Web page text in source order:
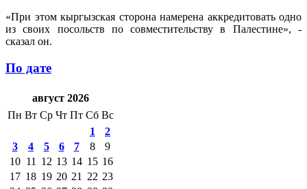
«При этом кыргызская сторона намерена аккредитовать одно
из своих посольств по совместительству в Палестине», -
сказал он.
По дате
август 2026
Пн Вт Ср Чт Пт Сб Вс
1
2
3
4 5 6 7 8
9
10 11 12 13 14 15 16
17 18 19 20 21 22 23